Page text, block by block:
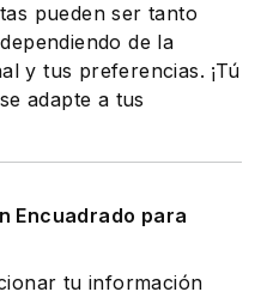
pueden ser tanto
de la
y tus preferencias. ¡Tú
adapte a tus
Encuadrado para
tu información